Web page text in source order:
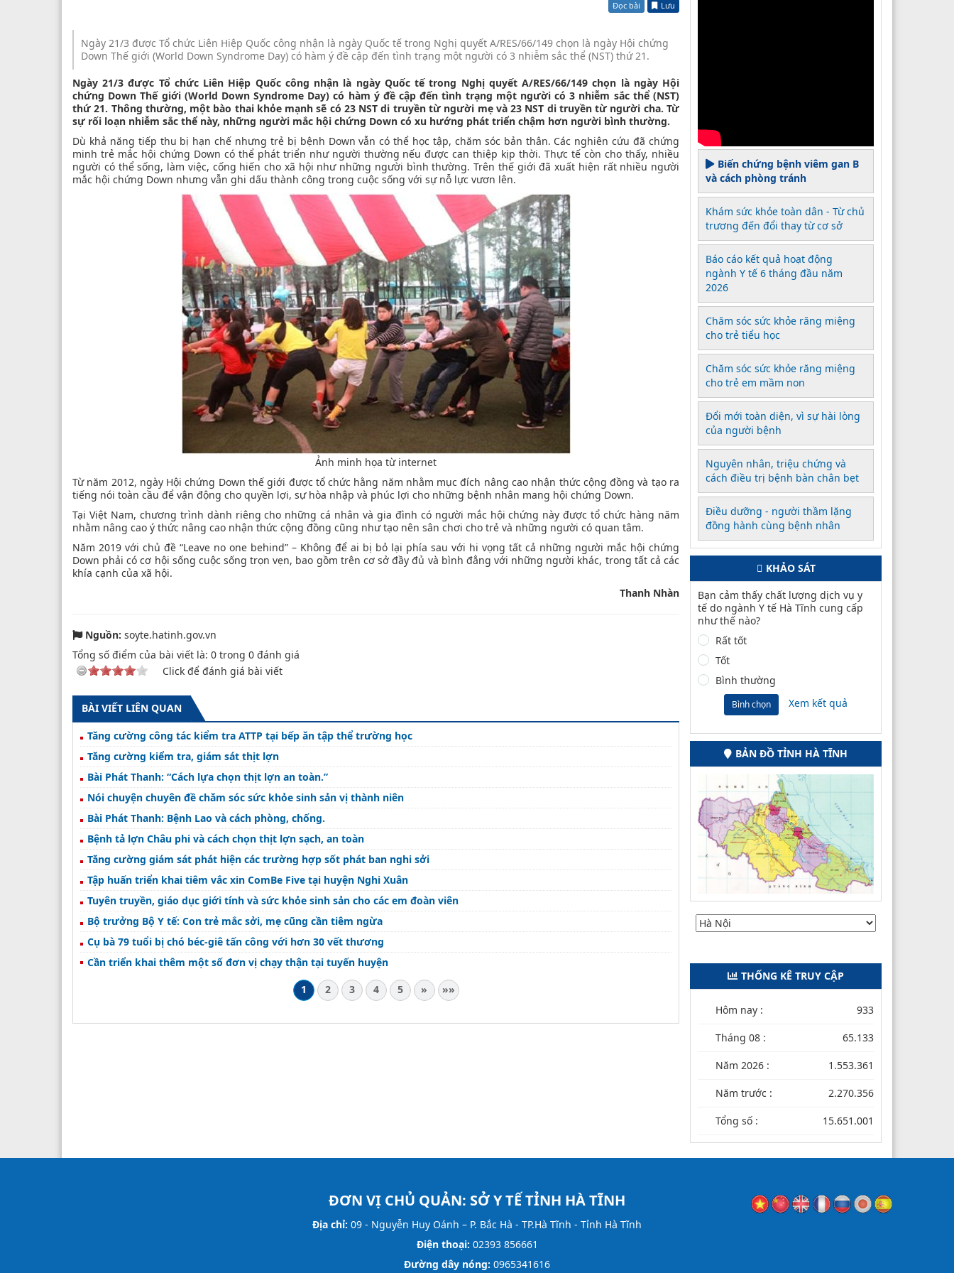
Đọc bài Lưu
Ngày 21/3 được Tổ chức Liên Hiệp Quốc công nhận là ngày Quốc tế trong Nghị quyết A/RES/66/149 chọn là ngày Hội chứng
Down Thế giới (World Down Syndrome Day) có hàm ý đề cập đến tình trạng một người có 3 nhiễm sắc thể (NST) thứ 21.
Ngày 21/3 được Tổ chức Liên Hiệp Quốc công nhận là ngày Quốc tế trong Nghị quyết A/RES/66/149 chọn là ngày Hội
chứng Down Thế giới (World Down Syndrome Day) có hàm ý đề cập đến tình trạng một người có 3 nhiễm sắc thể (NST)
thứ 21. Thông thường, một bào thai khỏe mạnh sẽ có 23 NST di truyền từ người mẹ và 23 NST di truyền từ người cha. Từ
sự rối loạn nhiễm sắc thể này, những người mắc hội chứng Down có xu hướng phát triển chậm hơn người bình thường.
Dù khả năng tiếp thu bị hạn chế nhưng trẻ bị bệnh Down vẫn có thể học tập, chăm sóc bản thân. Các nghiên cứu đã chứng
minh trẻ mắc hội chứng Down có thể phát triển như người thường nếu được can thiệp kịp thời. Thực tế còn cho thấy, nhiều
người có thể sống, làm việc, cống hiến cho xã hội như những người bình thường. Trên thế giới đã xuất hiện rất nhiều người
mắc hội chứng Down nhưng vẫn ghi dấu thành công trong cuộc sống với sự nỗ lực vươn lên.
Ảnh minh họa từ internet
Từ năm 2012, ngày Hội chứng Down thế giới được tổ chức hằng năm nhằm mục đích nâng cao nhận thức cộng đồng và tạo ra
tiếng nói toàn cầu để vận động cho quyền lợi, sự hòa nhập và phúc lợi cho những bệnh nhân mang hội chứng Down.
Tại Việt Nam, chương trình dành riêng cho những cá nhân và gia đình có người mắc hội chứng này được tổ chức hàng năm
nhằm nâng cao ý thức nâng cao nhận thức cộng đồng cũng như tạo nên sân chơi cho trẻ và những người có quan tâm.
Năm 2019 với chủ đề “Leave no one behind” – Không để ai bị bỏ lại phía sau với hi vọng tất cả những người mắc hội chứng
Down phải có cơ hội sống cuộc sống trọn vẹn, bao gồm trên cơ sở đầy đủ và bình đẳng với những người khác, trong tất cả các
khía cạnh của xã hội.
Thanh Nhàn
Nguồn: soyte.hatinh.gov.vn
Tổng số điểm của bài viết là: 0 trong 0 đánh giá
Click để đánh giá bài viết
BÀI VIẾT LIÊN QUAN
Tăng cường công tác kiểm tra ATTP tại bếp ăn tập thể trường học
Tăng cường kiểm tra, giám sát thịt lợn
Bài Phát Thanh: “Cách lựa chọn thịt lợn an toàn.”
Nói chuyện chuyên đề chăm sóc sức khỏe sinh sản vị thành niên
Bài Phát Thanh: Bệnh Lao và cách phòng, chống.
Bệnh tả lợn Châu phi và cách chọn thịt lợn sạch, an toàn
Tăng cường giám sát phát hiện các trường hợp sốt phát ban nghi sởi
Tập huấn triển khai tiêm vắc xin ComBe Five tại huyện Nghi Xuân
Tuyên truyền, giáo dục giới tính và sức khỏe sinh sản cho các em đoàn viên
Bộ trưởng Bộ Y tế: Con trẻ mắc sởi, mẹ cũng cần tiêm ngừa
Cụ bà 79 tuổi bị chó béc-giê tấn công với hơn 30 vết thương
Cần triển khai thêm một số đơn vị chạy thận tại tuyến huyện
1
2 3 4 5 » »»
Biến chứng bệnh viêm gan B
và cách phòng tránh
Khám sức khỏe toàn dân - Từ chủ
trương đến đổi thay từ cơ sở
Báo cáo kết quả hoạt động
ngành Y tế 6 tháng đầu năm
2026
Chăm sóc sức khỏe răng miệng
cho trẻ tiểu học
Chăm sóc sức khỏe răng miệng
cho trẻ em mầm non
Đổi mới toàn diện, vì sự hài lòng
của người bệnh
Nguyên nhân, triệu chứng và
cách điều trị bệnh bàn chân bẹt
Điều dưỡng - người thầm lặng
đồng hành cùng bệnh nhân
KHẢO SÁT
Bạn cảm thấy chất lượng dịch vụ y
tế do ngành Y tế Hà Tĩnh cung cấp
như thế nào?
Rất tốt
Tốt
Bình thường
Bình chọn Xem kết quả
BẢN ĐỒ TỈNH HÀ TĨNH
THỐNG KÊ TRUY CẬP
Hôm nay : 933
Tháng 08 : 65.133
Năm 2026 : 1.553.361
Năm trước : 2.270.356
Tổng số : 15.651.001
ĐƠN VỊ CHỦ QUẢN: SỞ Y TẾ TỈNH HÀ TĨNH
Địa chỉ: 09 - Nguyễn Huy Oánh – P. Bắc Hà - TP.Hà Tĩnh - Tỉnh Hà Tĩnh
Điện thoại: 02393 856661
Đường dây nóng: 0965341616